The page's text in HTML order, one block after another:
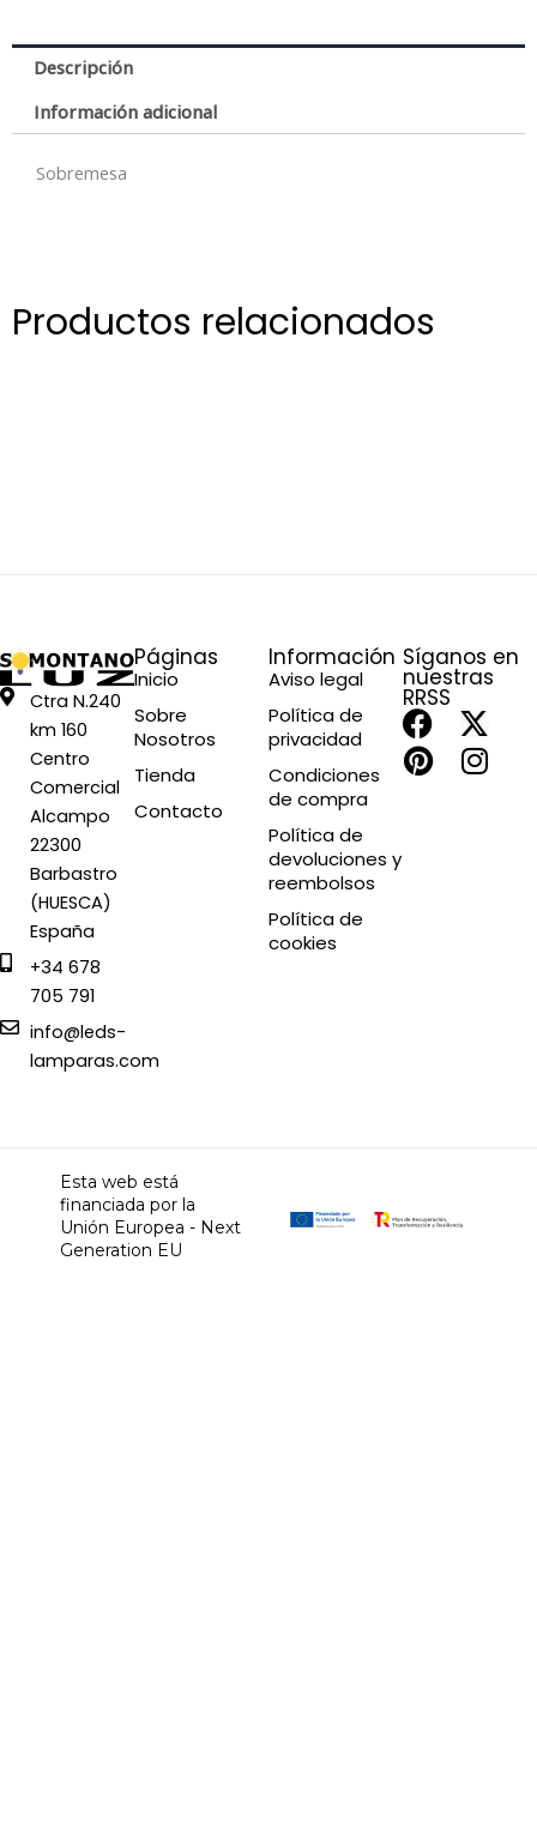
Descripción
Información adicional
Sobremesa
Productos relacionados
Ctra N.240
km 160
Centro
Comercial
Alcampo
22300
Barbastro
(HUESCA)
España
+34 678
705 791
info@leds-
lamparas.com
Páginas
Inicio
Sobre
Nosotros
Tienda
Contacto
Información
Aviso legal
Política de
privacidad
Condiciones
de compra
Política de
devoluciones y
reembolsos
Política de
cookies
Síganos en
nuestras
RRSS
F
a
c
X
-
t
P
i
n
I
n
s
Esta web está
financiada por la
Unión Europea - Next
Generation EU